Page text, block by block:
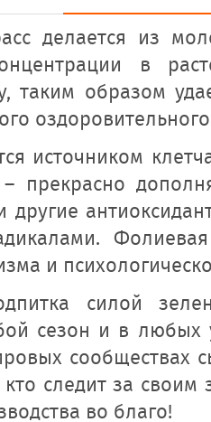
делается из
в
таким образом
источником
прекрасно
и
силой
сезон и в любых
сообществах
следит за
во благо!